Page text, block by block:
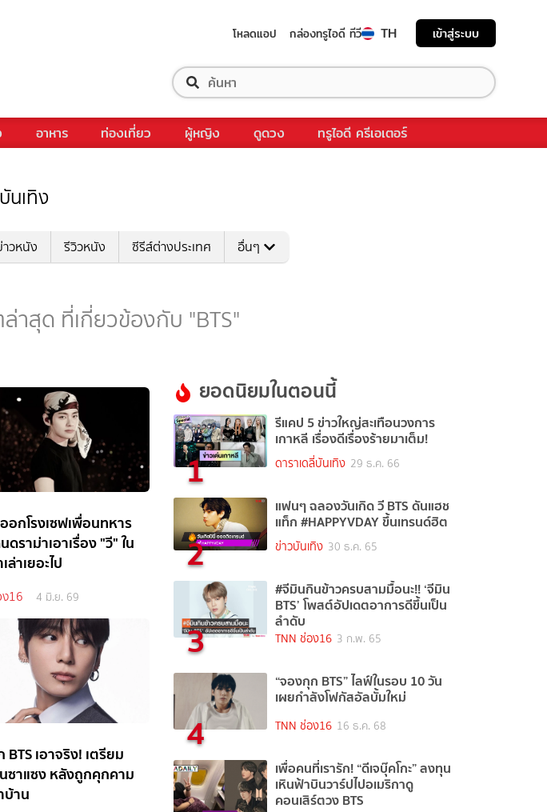
โหลดแอป กล่องทรูไอดี ทีวี TH เข้าสู่ระบบ
อาหาร ท่องเที่ยว ผู้หญิง ดูดวง ทรูไอดี ครีเอเตอร์
นเทิง
าวหนัง รีวิวหนัง ซีรีส์ต่างประเทศ อื่นๆ
าสุด ที่เกี่ยวข้องกับ "BTS"
อกโรงเซฟเพื่อนทหาร
ดราม่าเอาเรื่อง "วี" ใน
ล่าเยอะไป
16 4 มิ.ย. 69
เอาจริง! เตรียม
ซาแซง หลังถูกคุกคาม
บ้าน
ยอดนิยมในตอนนี้
1
รีแคป 5 ข่าวใหญ่สะเทือนวงการ
เกาหลี เรื่องดีเรื่องร้ายมาเต็ม!
ดาราเดลี่บันเทิง 29 ธ.ค. 66
2
แฟนๆ ฉลองวันเกิด วี BTS ดันแฮช
แท็ก #HAPPYVDAY ขึ้นเทรนด์ฮิต
ข่าวบันเทิง 30 ธ.ค. 65
3
#จีมินกินข้าวครบสามมื้อนะ!! ‘จีมิน
BTS’ โพสต์อัปเดตอาการดีขึ้นเป็น
ลำดับ
TNN ช่อง16 3 ก.พ. 65
4
“จองกุก BTS” ไลฟ์ในรอบ 10 วัน
เผยกำลังโฟกัสอัลบั้มใหม่
TNN ช่อง16 16 ธ.ค. 68
เพื่อคนที่เรารัก! “ดีเจบุ๊คโกะ” ลงทุน
เหินฟ้าบินวาร์ปไปอเมริกาดู
คอนเสิร์ตวง BTS